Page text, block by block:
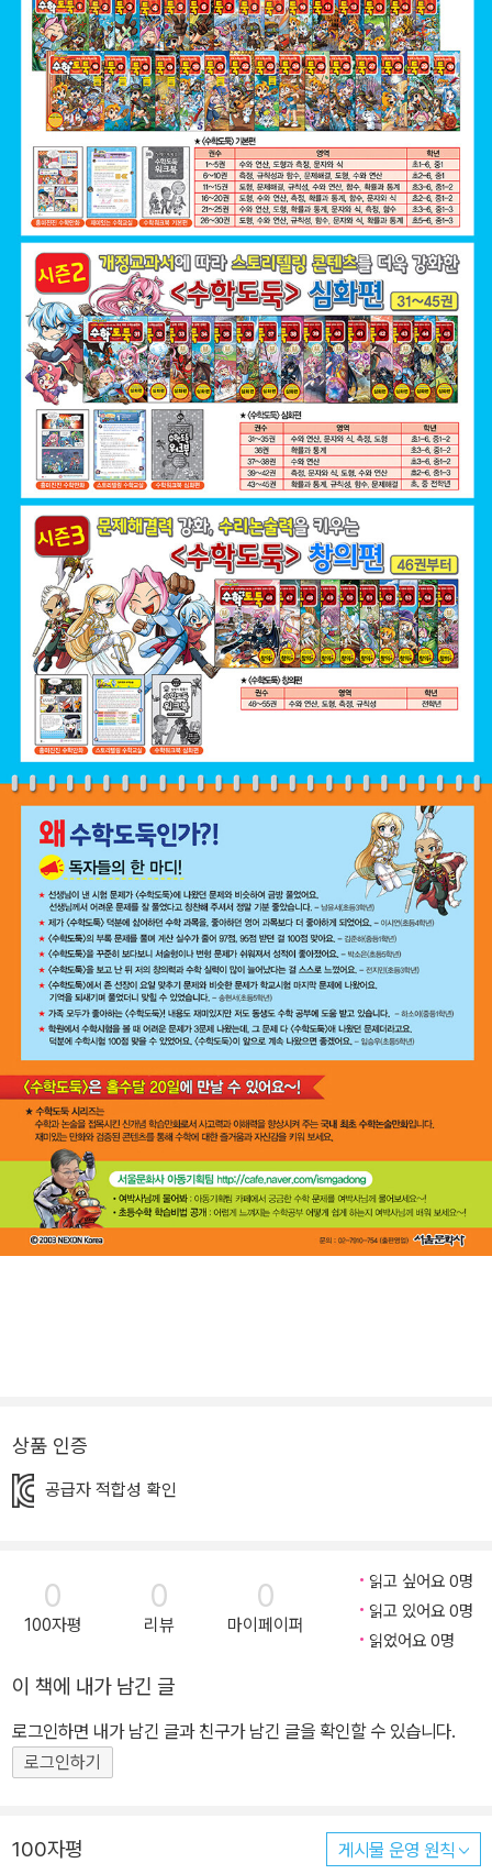
상품 인증
공급자 적합성 확인
0
100자평
0
리뷰
0
마이페이퍼
읽고 싶어요 0명
읽고 있어요 0명
읽었어요 0명
이 책에 내가 남긴 글
로그인하면 내가 남긴 글과 친구가 남긴 글을 확인할 수 있습니다.
로그인하기
100자평 게시물 운영 원칙